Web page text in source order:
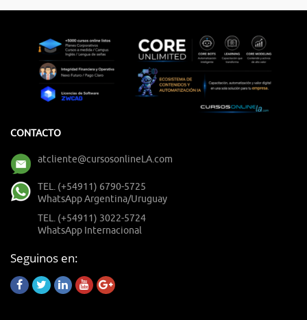
CONTACTO
atcliente@cursosonlineLA.com
TEL. (+54911) 6790-5725
WhatsApp Argentina/Uruguay
TEL. (+54911) 3022-5724
WhatsApp Internacional
Seguinos en: